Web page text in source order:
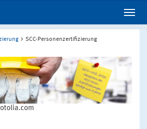
SCC-Personenzertifizierung